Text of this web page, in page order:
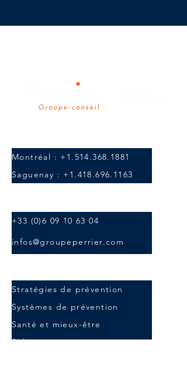
Montréal : +1.514.368.1881
Saguenay : +1.418.696.1163
+33 (0)6 09 10 63 04
infos@groupeperrier.com
Stratégies de prévention
Systèmes de prévention
Santé et mieux-être
Solution ergonomie